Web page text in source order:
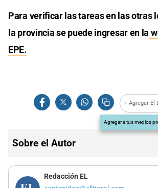
Para verificar las tareas en las otras
la provincia se puede ingresar en la
EPE.
+ Agregar El
Agregar a tus medios
Sobre el Autor
Redacción EL